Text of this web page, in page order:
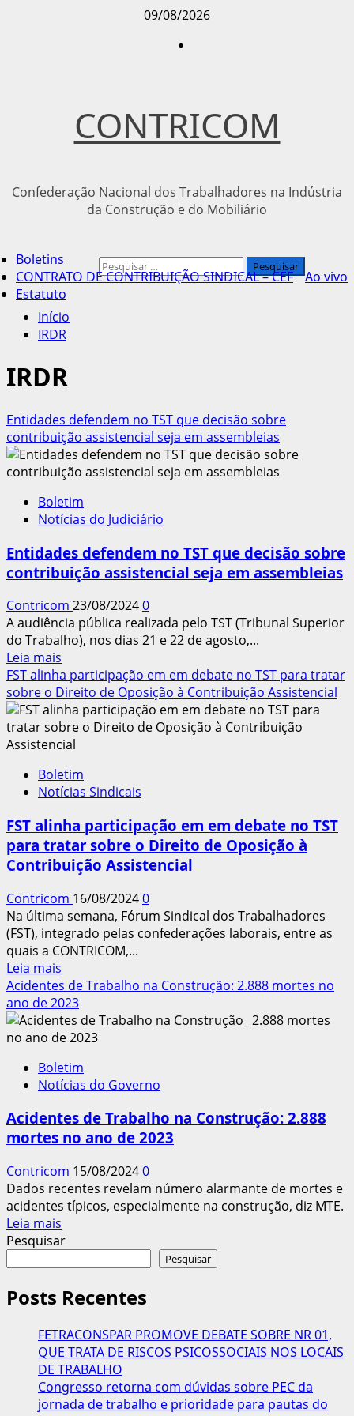
09/08/2026
CONTRICOM
Confederação Nacional dos Trabalhadores na Indústria
da Construção e do Mobiliário
principal
Boletins
CONTRATO DE CONTRIBUIÇÃO SINDICAL – CEF
Estatuto
Pesquisar
por:
Ao vivo
Início
IRDR
IRDR
Entidades defendem no TST que decisão sobre
contribuição assistencial seja em assembleias
Boletim
Notícias do Judiciário
Entidades defendem no TST que decisão sobre
contribuição assistencial seja em assembleias
Contricom 23/08/20240
A audiência pública realizada pelo TST (Tribunal Superior
do Trabalho), nos dias 21 e 22 de agosto,...
Leia mais
mais
sobre
Entidades
defendem
no
que
decisão
contribuição
assistencial
seja
assembleias
FST alinha participação em em debate no TST para tratar
sobre o Direito de Oposição à Contribuição Assistencial
Boletim
Notícias Sindicais
FST alinha participação em em debate no TST
para tratar sobre o Direito de Oposição à
Contribuição Assistencial
Contricom 16/08/20240
Na última semana, Fórum Sindical dos Trabalhadores
(FST), integrado pelas confederações laborais, entre as
quais a CONTRICOM,...
Leia mais
mais
sobre
FST
alinha
em
em
no
TST
tratar
sobre
o
Direito
de
Contribuição
Acidentes de Trabalho na Construção: 2.888 mortes no
ano de 2023
Boletim
Notícias do Governo
Acidentes de Trabalho na Construção: 2.888
mortes no ano de 2023
Contricom 15/08/20240
Dados recentes revelam número alarmante de mortes e
acidentes típicos, especialmente na construção, diz MTE.
Leia mais
mais
de
Trabalho
na
Construção:
2.888
mortes
no
Pesquisar
Pesquisar
Posts Recentes
FETRACONSPAR PROMOVE DEBATE SOBRE NR 01,
QUE TRATA DE RISCOS PSICOSSOCIAIS NOS LOCAIS
DE TRABALHO
Congresso retorna com dúvidas sobre PEC da
jornada de trabalho e prioridade para pautas do